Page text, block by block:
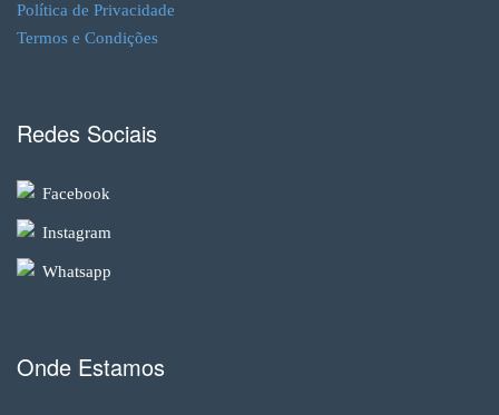
Política de Privacidade
Termos e Condições
Redes Sociais
Facebook
Instagram
Whatsapp
Onde Estamos